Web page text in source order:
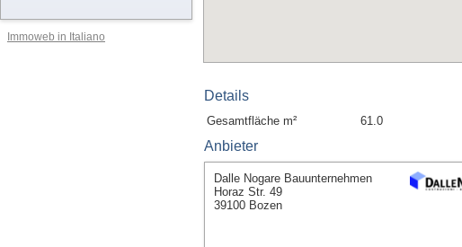
Immoweb in Italiano
Details
Gesamtfläche m² 61.0
Anbieter
Dalle Nogare Bauunternehmen
Horaz Str. 49
39100 Bozen